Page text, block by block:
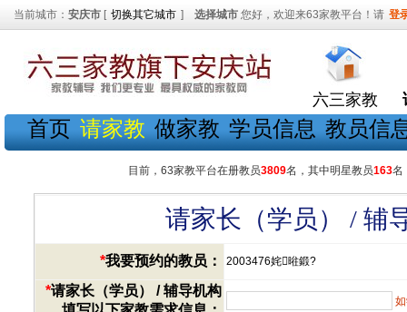
当前城市： 安庆市 [ 切换其它城市 ] 选择城市 您好，欢迎来63家教平台！请 登
六三家教
首页 请家教 做家教 学员信息 教员信
目前，63家教平台在册教员3809名，其中明星教员163名
请家长（学员） / 辅
*我要预约的教员： 2003476姹暀鍛?
*请家长（学员） / 辅导机构